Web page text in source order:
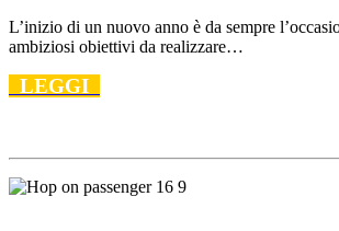
L’inizio di un nuovo anno è da sempre
ambiziosi obiettivi da realizzare…
LEGGI